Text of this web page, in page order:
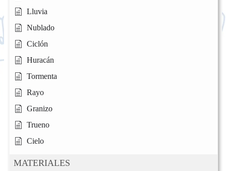
Lluvia
Nublado
Ciclón
Huracán
Tormenta
Rayo
Granizo
Trueno
Cielo
MATERIALES